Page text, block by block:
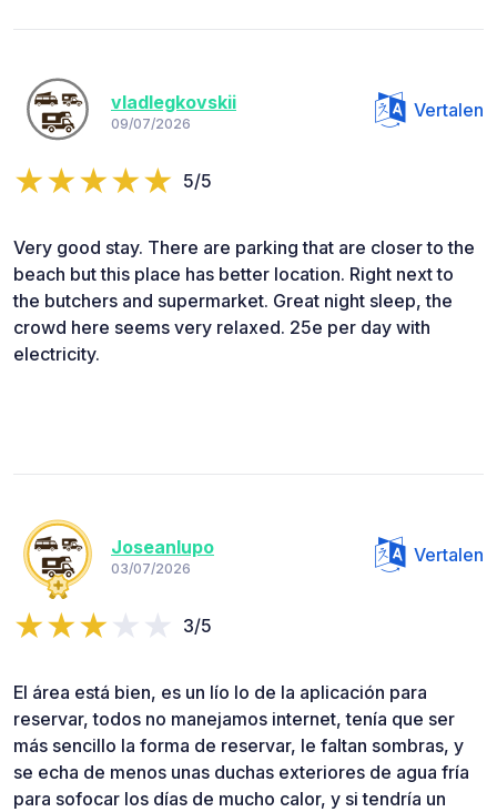
vladlegkovskii
09/07/2026
Vertalen
5/5
Very good stay. There are parking that are closer to the
beach but this place has better location. Right next to
the butchers and supermarket. Great night sleep, the
crowd here seems very relaxed. 25e per day with
electricity.
Joseanlupo
03/07/2026
Vertalen
3/5
El área está bien, es un lío lo de la aplicación para
reservar, todos no manejamos internet, tenía que ser
más sencillo la forma de reservar, le faltan sombras, y
se echa de menos unas duchas exteriores de agua fría
para sofocar los días de mucho calor, y si tendría un